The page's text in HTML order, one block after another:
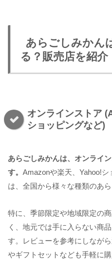
あらごしみかん
る？販売店を紹介
オンラインストア
ショッピングなど)
あらごしみかんは、オンライ
す。 Amazonや楽天、Yahoo!
は、全国から様々な種類のあ
特に、季節限定や地域限定の
く、地元では手に入らない商
す。レビューを参考にしなが
やギフトセットなども手軽に購